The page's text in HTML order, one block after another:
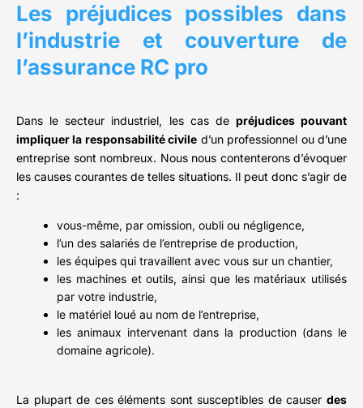
Les préjudices possibles dans
l’industrie et couverture de
l’assurance RC pro
Dans le secteur industriel, les cas de préjudices pouvant
impliquer la responsabilité civile d’un professionnel ou d’une
entreprise sont nombreux. Nous nous contenterons d’évoquer
les causes courantes de telles situations. Il peut donc s’agir de
:
vous-même, par omission, oubli ou négligence,
l’un des salariés de l’entreprise de production,
les équipes qui travaillent avec vous sur un chantier,
les machines et outils, ainsi que les matériaux utilisés
par votre industrie,
le matériel loué au nom de l’entreprise,
les animaux intervenant dans la production (dans le
domaine agricole).
La plupart de ces éléments sont susceptibles de causer des